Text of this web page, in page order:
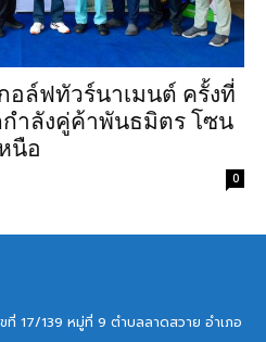
อล์ฟทัวร์นาเมนต์ ครั้งที่
กำลังคู่ค้าพันธมิตร โซน
นือ
0
ที่ 17/139 หมู่ที่ 9 ตำบลลาดสวาย อำเภอ